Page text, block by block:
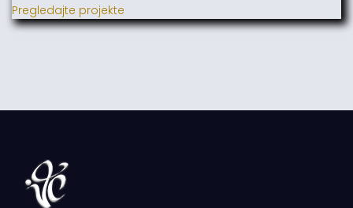
Pregledajte projekte